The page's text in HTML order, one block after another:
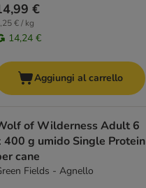
€
€ / kg
14,24 €
Aggiungi al carrello
of Wilderness Adult 6
400 g umido Single Protein
cane
Fields - Agnello